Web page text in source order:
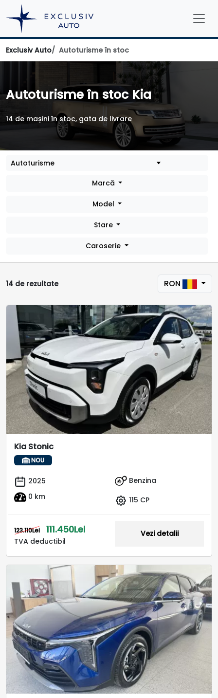
Exclusiv Auto Autoturisme în stoc
Autoturisme în stoc Kia
14 de mașini în stoc, gata de livrare
Marcă
Model
Stare
Caroserie
14 de rezultate RON
Kia Stonic
NOU
2025
0 km
Benzina
115 CP
123.110Lei 111.450Lei
TVA deductibil
Vezi detalii